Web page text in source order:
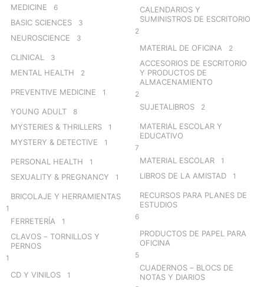
MEDICINE 6
BASIC SCIENCES 3
NEUROSCIENCE 3
CLINICAL 3
MENTAL HEALTH 2
PREVENTIVE MEDICINE 1
YOUNG ADULT 8
MYSTERIES & THRILLERS 1
MYSTERY & DETECTIVE 1
PERSONAL HEALTH 1
SEXUALITY & PREGNANCY 1
BRICOLAJE Y HERRAMIENTAS
1
FERRETERÍA 1
CLAVOS – TORNILLOS Y
PERNOS
1
CD Y VINILOS 1
CALENDARIOS Y
SUMINISTROS DE ESCRITORIO
2
MATERIAL DE OFICINA 2
ACCESORIOS DE ESCRITORIO
Y PRODUCTOS DE
ALMACENAMIENTO
2
SUJETALIBROS 2
MATERIAL ESCOLAR Y
EDUCATIVO
7
MATERIAL ESCOLAR 1
LIBROS DE LA AMISTAD 1
RECURSOS PARA PLANES DE
ESTUDIOS
6
PRODUCTOS DE PAPEL PARA
OFICINA
5
CUADERNOS – BLOCS DE
NOTAS Y DIARIOS